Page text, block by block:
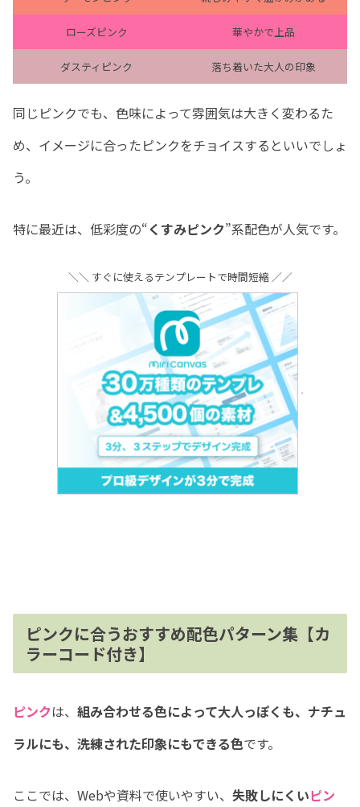
ローズピンク 華やかで上品
ダスティピンク 落ち着いた大人の印象
同じピンクでも、色味によって雰囲気は大きく変わるた
め、イメージに合ったピンクをチョイスするといいでしょ
う。
特に最近は、低彩度の“くすみピンク”系配色が人気です。
＼＼ すぐに使えるテンプレートで時間短縮 ／／
ピンクに合うおすすめ配色パターン集【カ
ラーコード付き】
ピンクは、 組み合わせる色によって大人っぽくも、ナチュ
ラルにも、洗練された印象にもできる色です。
ここでは、Webや資料で使いやすい、 失敗しにくいピン